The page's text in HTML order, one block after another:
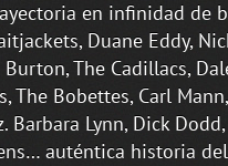
en infinidad de
Duane Eddy,
Burton, The Cadillacs,
The Bobettes, Carl
Barbara Lynn, Dick
auténtica historia